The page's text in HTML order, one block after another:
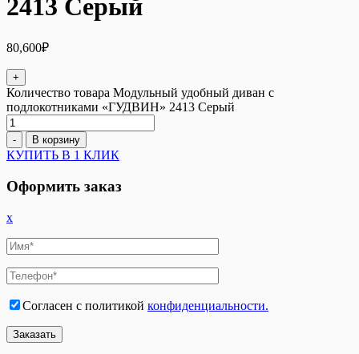
2413 Серый
80,600₽
+
Количество товара Модульный удобный диван с
подлокотниками «ГУДВИН» 2413 Серый
- В корзину
КУПИТЬ В 1 КЛИК
Оформить заказ
x
Согласен с политикой конфиденциальности.